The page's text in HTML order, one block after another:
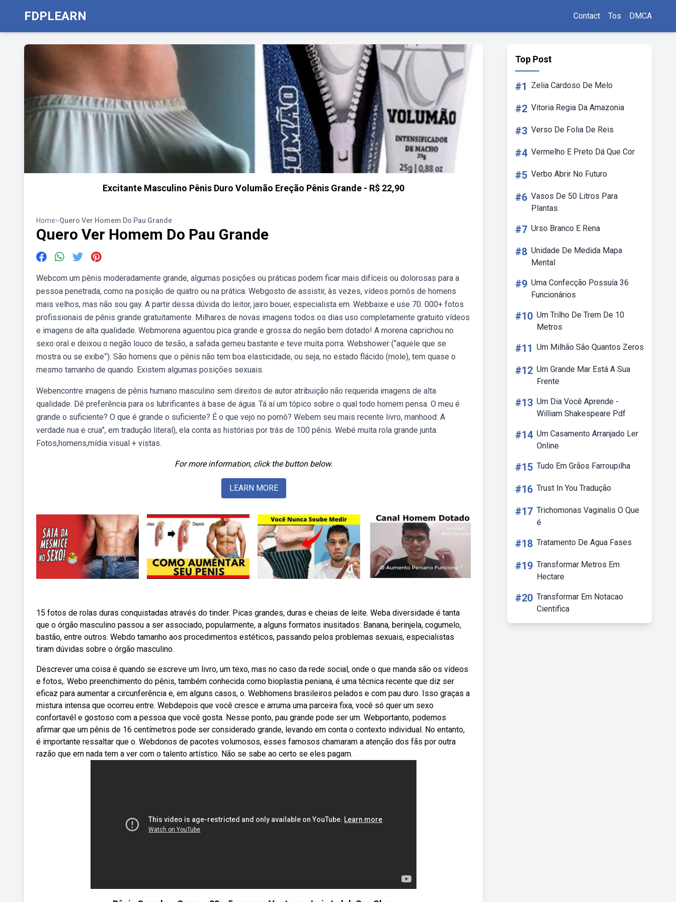
FDPLEARN Contact Tos DMCA
Excitante Masculino Pênis Duro Volumão Ereção Pênis Grande - R$ 22,90
Home>Quero Ver Homem Do Pau Grande
Quero Ver Homem Do Pau Grande
Webcom um pênis moderadamente grande, algumas posições ou práticas podem ficar mais difíceis ou dolorosas para a
pessoa penetrada, como na posição de quatro ou na prática. Webgosto de assistir, às vezes, vídeos pornôs de homens
mais velhos, mas não sou gay. A partir dessa dúvida do leitor, jairo bouer, especialista em. Webbaixe e use 70. 000+ fotos
profissionais de pênis grande gratuitamente. Milhares de novas imagens todos os dias uso completamente gratuito vídeos
e imagens de alta qualidade. Webmorena aguentou pica grande e grossa do negão bem dotado! A morena caprichou no
sexo oral e deixou o negão louco de tesão, a safada gemeu bastante e teve muita porra. Webshower (“aquele que se
mostra ou se exibe”): São homens que o pênis não tem boa elasticidade, ou seja, no estado flácido (mole), tem quase o
mesmo tamanho de quando. Existem algumas posições sexuais.
Webencontre imagens de pênis humano masculino sem direitos de autor atribuição não requerida imagens de alta
qualidade. Dê preferência para os lubrificantes à base de água. Tá aí um tópico sobre o qual todo homem pensa. O meu é
grande o suficiente? O que é grande o suficiente? É o que vejo no pornô? Webem seu mais recente livro, manhood: A
verdade nua e crua”, em tradução literal), ela conta as histórias por trás de 100 pênis. Webé muita rola grande junta.
Fotos,homens,mídia visual + vistas.
For more information, click the button below.
LEARN MORE
15 fotos de rolas duras conquistadas através do tinder. Picas grandes, duras e cheias de leite. Weba diversidade é tanta
que o órgão masculino passou a ser associado, popularmente, a alguns formatos inusitados: Banana, berinjela, cogumelo,
bastão, entre outros. Webdo tamanho aos procedimentos estéticos, passando pelos problemas sexuais, especialistas
tiram dúvidas sobre o órgão masculino.
Descrever uma coisa é quando se escreve um livro, um texo, mas no caso da rede social, onde o que manda são os vídeos
e fotos,. Webo preenchimento do pênis, também conhecida como bioplastia peniana, é uma técnica recente que diz ser
eficaz para aumentar a circunferência e, em alguns casos, o. Webhomens brasileiros pelados e com pau duro. Isso graças a
mistura intensa que ocorreu entre. Webdepois que você cresce e arruma uma parceira fixa, você só quer um sexo
confortavél e gostoso com a pessoa que você gosta. Nesse ponto, pau grande pode ser um. Webportanto, podemos
afirmar que um pênis de 16 centímetros pode ser considerado grande, levando em conta o contexto individual. No entanto,
é importante ressaltar que o. Webdonos de pacotes volumosos, esses famosos chamaram a atenção dos fãs por outra
razão que em nada tem a ver com o talento artístico. Não se sabe ao certo se eles pagam.
Top Post
#1 Zelia Cardoso De Melo
#2 Vitoria Regia Da Amazonia
#3 Verso De Folia De Reis
#4 Vermelho E Preto Dá Que Cor
#5 Verbo Abrir No Futuro
#6 Vasos De 50 Litros Para
Plantas
#7 Urso Branco E Rena
#8 Unidade De Medida Mapa
Mental
#9 Uma Confecção Possuía 36
Funcionários
#10 Um Trilho De Trem De 10
Metros
#11 Um Milhão São Quantos Zeros
#12 Um Grande Mar Está A Sua
Frente
#13 Um Dia Você Aprende -
William Shakespeare Pdf
#14 Um Casamento Arranjado Ler
Online
#15 Tudo Em Grãos Farroupilha
#16 Trust In You Tradução
#17 Trichomonas Vaginalis O Que
é
#18 Tratamento De Agua Fases
#19 Transformar Metros Em
Hectare
#20 Transformar Em Notacao
Cientifica